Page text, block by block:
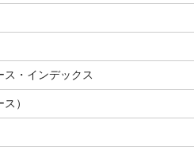
・インデックス
）